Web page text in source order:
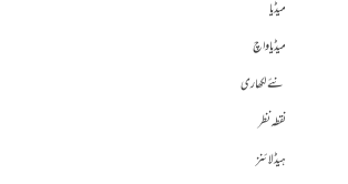
میڈیا
میڈیا واچ
نئے لکھاری
نقطہ نظر
ہیڈلائنز